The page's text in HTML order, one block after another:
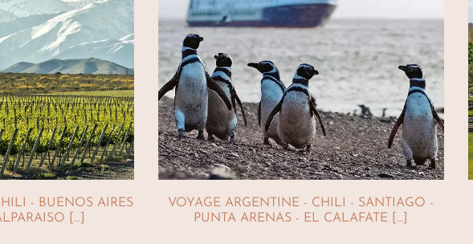
- BUENOS AIRES
[…]
VOYAGE ARGENTINE - CHILI - SANTIAGO -
PUNTA ARENAS - EL CALAFATE […]